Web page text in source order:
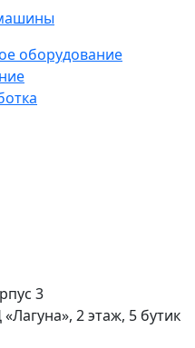
оборудование
3
2 этаж, 5 бутик